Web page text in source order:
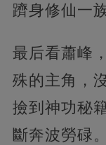
躋身修仙一
最后看蕭峰
殊的主角，
撿到神功秘
斷奔波勞碌